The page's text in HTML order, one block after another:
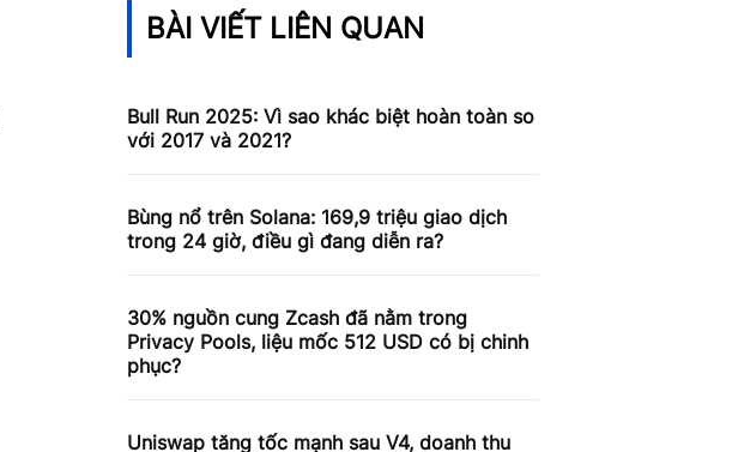
BÀI VIẾT LIÊN QUAN
Bull Run 2025: Vì sao khác biệt hoàn toàn so
với 2017 và 2021?
Bùng nổ trên Solana: 169,9 triệu giao dịch
trong 24 giờ, điều gì đang diễn ra?
30% nguồn cung Zcash đã nằm trong
Privacy Pools, liệu mốc 512 USD có bị chinh
phục?
Uniswap tăng tốc mạnh sau V4, doanh thu